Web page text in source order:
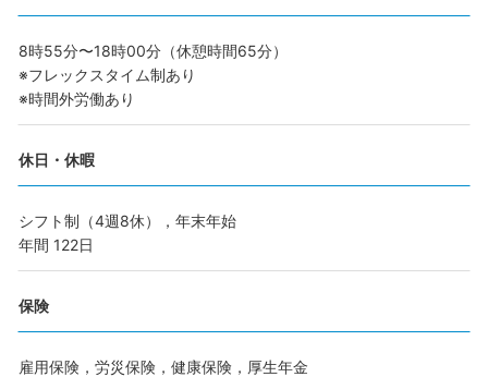
8時55分〜18時00分（休憩時間65分）
※フレックスタイム制あり
※時間外労働あり
休日・休暇
シフト制（4週8休），年末年始
年間 122日
保険
雇用保険，労災保険，健康保険，厚生年金